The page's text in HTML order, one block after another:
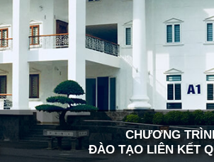
CHƯƠNG
ĐÀO TẠO LIÊN KẾT